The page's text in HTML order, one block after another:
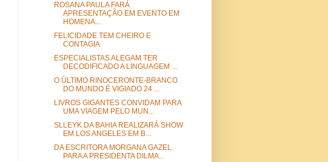
ROSANA PAULA FARÁ
APRESENTAÇÃO EM EVENTO EM
HOMENA...
FELICIDADE TEM CHEIRO E
CONTAGIA
ESPECIALISTAS ALEGAM TER
DECODIFICADO A LINGUAGEM ...
O ÚLTIMO RINOCERONTE-BRANCO
DO MUNDO É VIGIADO 24 ...
LIVROS GIGANTES CONVIDAM PARA
UMA VIAGEM PELO MUN...
SLLEYK DA BAHIA REALIZARÁ SHOW
EM LOS ANGELES EM B...
DA ESCRITORA MORGANA GAZEL
PARA A PRESIDENTA DILMA...